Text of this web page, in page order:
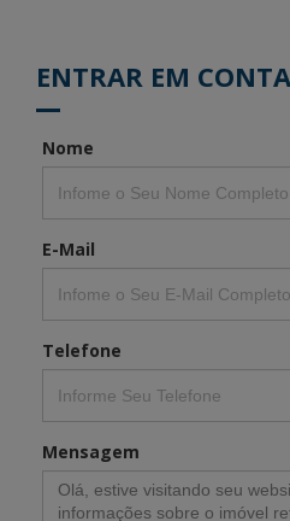
ENTRAR EM
Nome
E-Mail
Telefone
Mensagem